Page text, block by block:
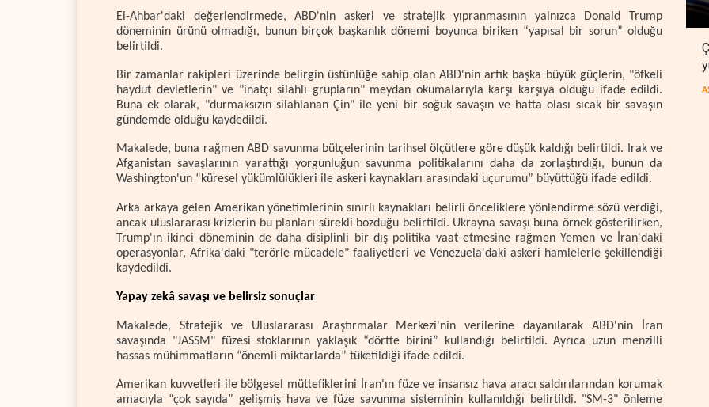
El-Ahbar'daki değerlendirmede, ABD'nin askeri ve stratejik yıpranmasının yalnızca Donald Trump
döneminin ürünü olmadığı, bunun birçok başkanlık dönemi boyunca biriken “yapısal bir sorun” olduğu
belirtildi.
Bir zamanlar rakipleri üzerinde belirgin üstünlüğe sahip olan ABD'nin artık başka büyük güçlerin, "öfkeli
haydut devletlerin" ve "inatçı silahlı grupların" meydan okumalarıyla karşı karşıya olduğu ifade edildi.
Buna ek olarak, "durmaksızın silahlanan Çin" ile yeni bir soğuk savaşın ve hatta olası sıcak bir savaşın
gündemde olduğu kaydedildi.
Makalede, buna rağmen ABD savunma bütçelerinin tarihsel ölçütlere göre düşük kaldığı belirtildi. Irak ve
Afganistan savaşlarının yarattığı yorgunluğun savunma politikalarını daha da zorlaştırdığı, bunun da
Washington'un “küresel yükümlülükleri ile askeri kaynakları arasındaki uçurumu” büyüttüğü ifade edildi.
Arka arkaya gelen Amerikan yönetimlerinin sınırlı kaynakları belirli önceliklere yönlendirme sözü verdiği,
ancak uluslararası krizlerin bu planları sürekli bozduğu belirtildi. Ukrayna savaşı buna örnek gösterilirken,
Trump'ın ikinci döneminin de daha disiplinli bir dış politika vaat etmesine rağmen Yemen ve İran'daki
operasyonlar, Afrika'daki "terörle mücadele" faaliyetleri ve Venezuela'daki askeri hamlelerle şekillendiği
kaydedildi.
Yapay zekâ savaşı ve belirsiz sonuçlar
Makalede, Stratejik ve Uluslararası Araştırmalar Merkezi'nin verilerine dayanılarak ABD'nin İran
savaşında "JASSM" füzesi stoklarının yaklaşık “dörtte birini” kullandığı belirtildi. Ayrıca uzun menzilli
hassas mühimmatların “önemli miktarlarda” tüketildiği ifade edildi.
Amerikan kuvvetleri ile bölgesel müttefiklerini İran'ın füze ve insansız hava aracı saldırılarından korumak
amacıyla “çok sayıda” gelişmiş hava ve füze savunma sisteminin kullanıldığı belirtildi. "SM-3" önleme